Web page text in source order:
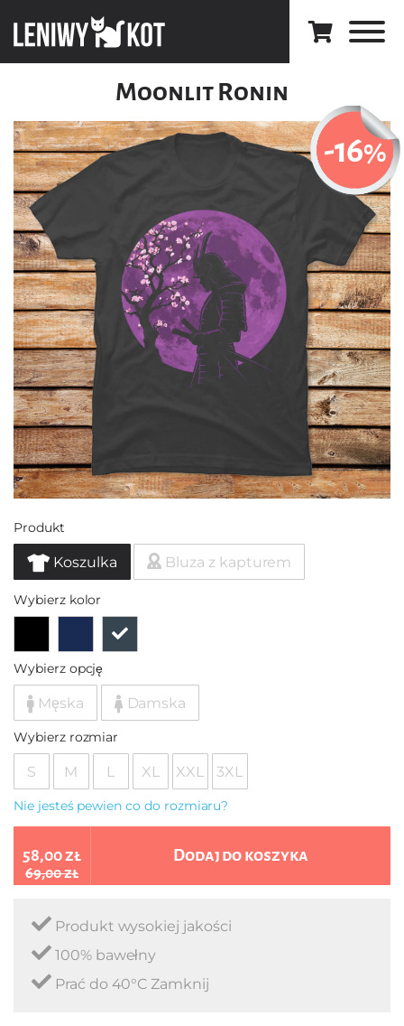
Moonlit Ronin
-16%
Produkt
Koszulka Bluza z kapturem
Wybierz kolor
Wybierz opcję
Męska Damska
Wybierz rozmiar
S M L XL XXL 3XL
Nie jesteś pewien co do rozmiaru?
58,00 zł
69,00 zł
Dodaj do koszyka
Produkt wysokiej jakości
100% bawełny
Prać do 40°C Zamknij